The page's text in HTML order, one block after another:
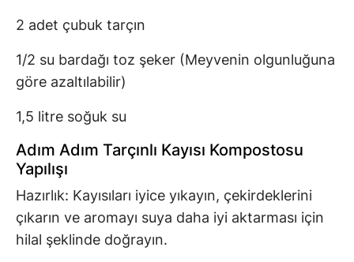
2 adet çubuk tarçın
1/2 su bardağı toz şeker (Meyvenin olgunluğuna
göre azaltılabilir)
1,5 litre soğuk su
Adım Adım Tarçınlı Kayısı Kompostosu
Yapılışı
Hazırlık: Kayısıları iyice yıkayın, çekirdeklerini
çıkarın ve aromayı suya daha iyi aktarması için
hilal şeklinde doğrayın.